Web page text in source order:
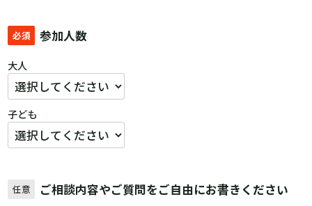
必須 参加人数
大人
子ども
任意 ご相談内容やご質問をご自由にお書きください